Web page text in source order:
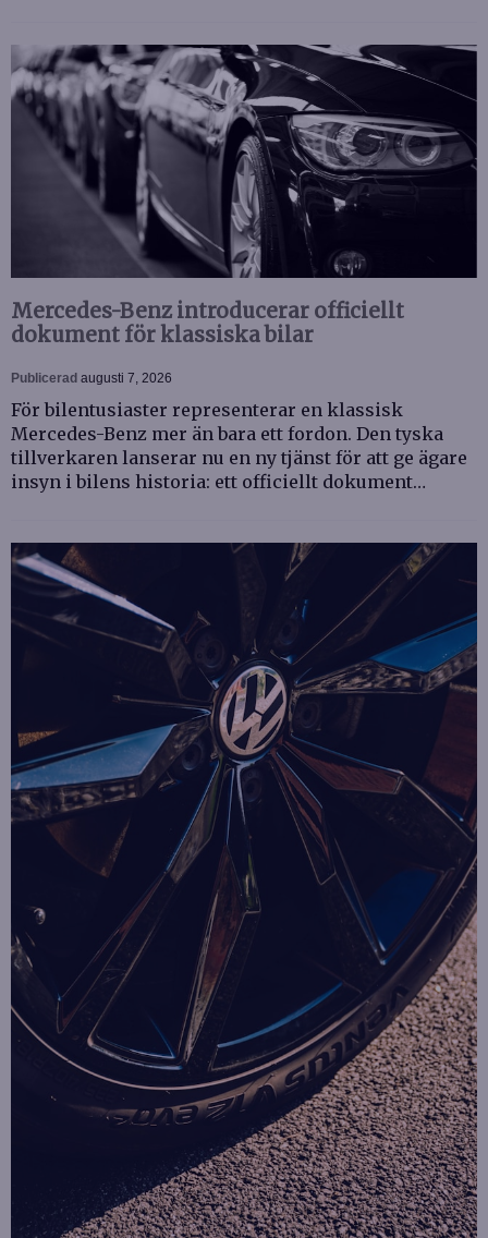
Mercedes-Benz introducerar officiellt
dokument för klassiska bilar
Publicerad augusti 7, 2026
För bilentusiaster representerar en klassisk
Mercedes-Benz mer än bara ett fordon. Den tyska
tillverkaren lanserar nu en ny tjänst för att ge ägare
insyn i bilens historia: ett officiellt dokument…